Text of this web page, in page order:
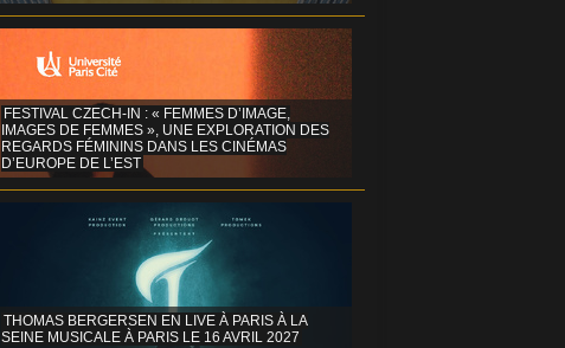
FESTIVAL CZECH-IN : « FEMMES D’IMAGE,
IMAGES DE FEMMES », UNE EXPLORATION DES
REGARDS FÉMININS DANS LES CINÉMAS
D’EUROPE DE L’EST
THOMAS BERGERSEN EN LIVE À PARIS À LA
SEINE MUSICALE À PARIS LE 16 AVRIL 2027